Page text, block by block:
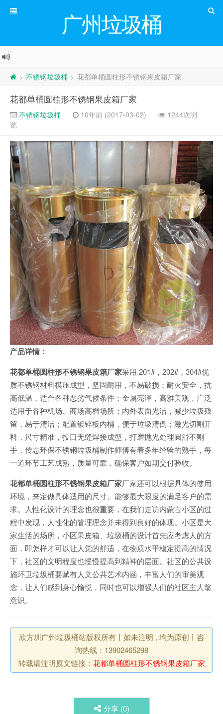
广州垃圾桶
> 不锈钢垃圾桶 > 花都单桶圆柱形不锈钢果皮箱厂家
花都单桶圆柱形不锈钢果皮箱厂家
不锈钢垃圾桶 10年前 (2017-03-02)
1244次浏
览
产品详情：
花都单桶圆柱形不锈钢果皮箱厂家采用 201#，202#，304#优
质不锈钢材料模压成型，坚固耐用，不易破损；耐火安全，抗
高低温，适合各种恶劣气候条件；金属亮泽，高雅美观，广泛
适用于各种机场、商场高档场所；内外表面光洁，减少垃圾残
留，易于清洁；配置镀锌板内桶，便于垃圾清倒；激光切割开
料，尺寸精准，投口无缝焊接成型，打磨抛光处理圆滑不割
手，传志环保不锈钢垃圾桶制作师傅有着多年经验的熟手，每
一道环节工艺成熟，质量可靠，确保客户如期交付验收。
花都单桶圆柱形不锈钢果皮箱厂家厂家还可以根据具体的使用
环境，来定做具体适用的尺寸。能够最大限度的满足客户的需
求。人性化设计的理念也很重要，在我们走访内蒙古小区的过
程中发现，人性化的管理理念并未得到良好的体现。小区是大
家生活的场所，小区果皮箱、垃圾桶的设计首先应考虑人的方
面，即怎样才可以让人觉的舒适，在物质水平稳定提高的情况
下，社区的文明程度也慢慢提高到精神的层面。社区的公共设
施环卫垃圾桶要赋有人文公共艺术内涵，丰富人们的审美观
念，让人们感到身心愉悦，同时也可以增强人们的社区主人翁
意识。
欣方圳广州垃圾桶站版权所有丨如未注明 , 均为原创丨咨
询热线：13902465298
转载请注明原文链接： 花都单桶圆柱形不锈钢果皮箱厂家
分享 (0)